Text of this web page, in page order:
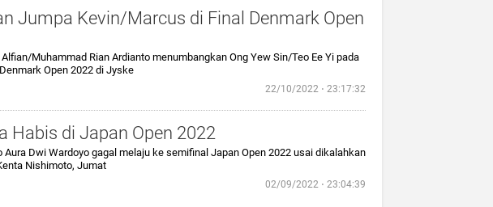
Jumpa Kevin/Marcus di Final Denmark Open
Muhammad Rian Ardianto menumbangkan Ong Yew Sin/Teo Ee Yi pada
Open 2022 di Jyske
22/10/2022 ⋅ 23:17:32
Habis di Japan Open 2022
Aura Dwi Wardoyo gagal melaju ke semifinal Japan Open 2022 usai dikalahkan
Nishimoto, Jumat
02/09/2022 ⋅ 23:04:39